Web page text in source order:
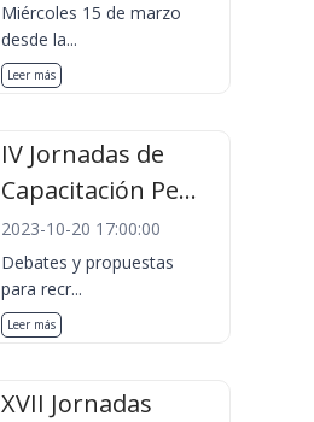
Miércoles 15 de marzo
desde la...
Leer más
IV Jornadas de
Capacitación Pe...
2023-10-20 17:00:00
Debates y propuestas
para recr...
Leer más
XVII Jornadas